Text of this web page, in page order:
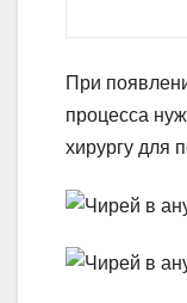
При
процесса
хирургу для